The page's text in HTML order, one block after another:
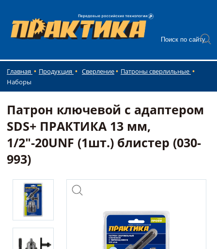
Главная Продукция Сверление
Патроны сверлильные
Наборы
Патрон ключевой с адаптером
SDS+ ПРАКТИКА 13 мм,
1/2"-20UNF (1шт.) блистер (030-
993)